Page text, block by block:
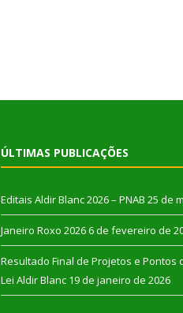
ÚLTIMAS PUBLICAÇÕES
Editais Aldir Blanc 2026 – PNAB 25 de
Janeiro Roxo 2026 6 de fevereiro de
Resultado Final de Projetos e Pontos
Lei Aldir Blanc 19 de janeiro de 2026